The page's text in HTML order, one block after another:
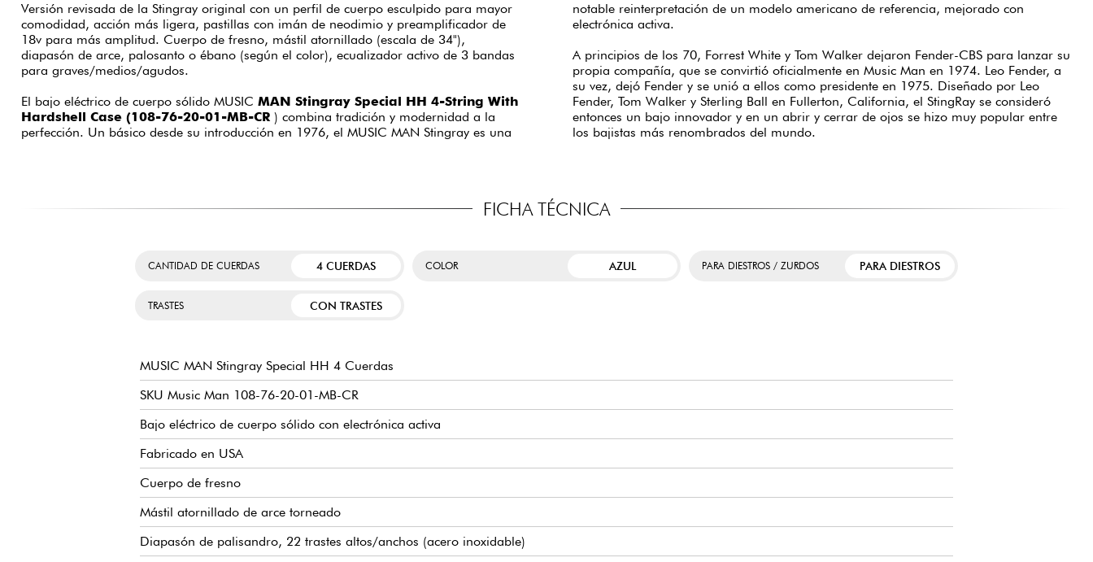
Versión revisada de la Stingray original con un perfil de cuerpo esculpido para mayor
comodidad, acción más ligera, pastillas con imán de neodimio y preamplificador de
18v para más amplitud. Cuerpo de fresno, mástil atornillado (escala de 34"),
diapasón de arce, palosanto o ébano (según el color), ecualizador activo de 3 bandas
para graves/medios/agudos.
El bajo eléctrico de cuerpo sólido MUSIC MAN Stingray Special HH 4-String With
Hardshell Case (108-76-20-01-MB-CR) combina tradición y modernidad a la
perfección. Un básico desde su introducción en 1976, el MUSIC MAN Stingray es una
notable reinterpretación de un modelo americano de referencia, mejorado con
electrónica activa.
A principios de los 70, Forrest White y Tom Walker dejaron Fender-CBS para lanzar su
propia compañía, que se convirtió oficialmente en Music Man en 1974. Leo Fender, a
su vez, dejó Fender y se unió a ellos como presidente en 1975. Diseñado por Leo
Fender, Tom Walker y Sterling Ball en Fullerton, California, el StingRay se consideró
entonces un bajo innovador y en un abrir y cerrar de ojos se hizo muy popular entre
los bajistas más renombrados del mundo.
FICHA TÉCNICA
CANTIDAD DE CUERDAS 4 CUERDAS COLOR AZUL PARA DIESTROS / ZURDOS PARA DIESTROS
TRASTES CON TRASTES
MUSIC MAN Stingray Special HH 4 Cuerdas
SKU Music Man 108-76-20-01-MB-CR
Bajo eléctrico de cuerpo sólido con electrónica activa
Fabricado en USA
Cuerpo de fresno
Mástil atornillado de arce torneado
Diapasón de palisandro, 22 trastes altos/anchos (acero inoxidable)